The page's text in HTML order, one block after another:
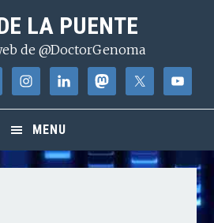
LA PUENTE
de @DoctorGenoma
MENU